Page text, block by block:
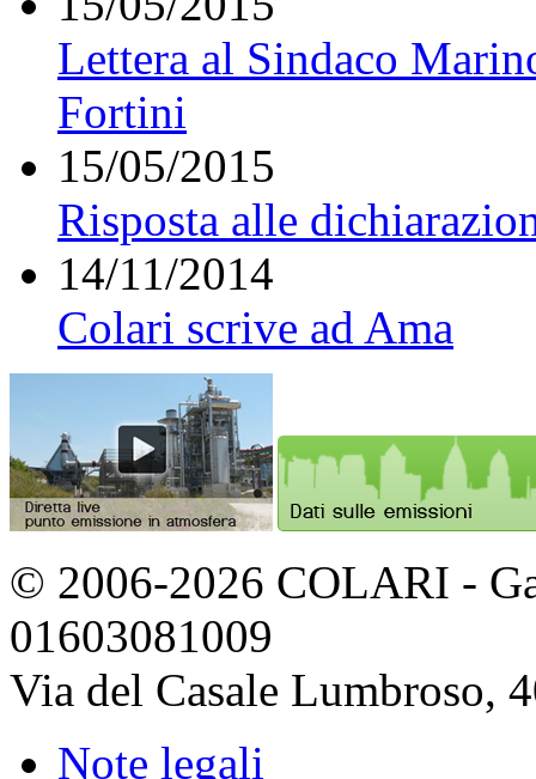
Lettera al Sindaco
Fortini
15/05/2015
Risposta alle
14/11/2014
Colari scrive ad Ama
© 2006-2026 COLARI -
01603081009
Via del Casale Lumbroso,
Note legali